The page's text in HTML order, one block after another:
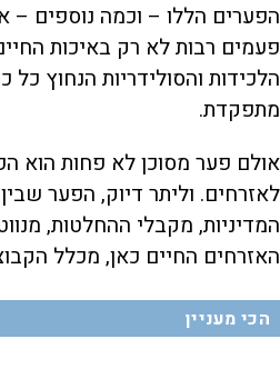
הפערים הללו – וכמה נוספים –
פעמים רבות לא רק באיכות
הלכידות והסולידריות הנחוץ כל
מתפקדת.
אולם פער מסוכן לא פחות הוא
לאזרחים. וליתר דיוק, הפער
המדיניות, מקבלי ההחלטות,
האזרחים החיים כאן, מכלל
הכי מעניין